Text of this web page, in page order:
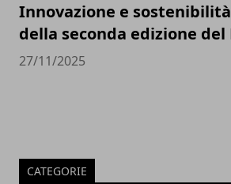
Innovazione e
della seconda edizione del
27/11/2025
CATEGORIE